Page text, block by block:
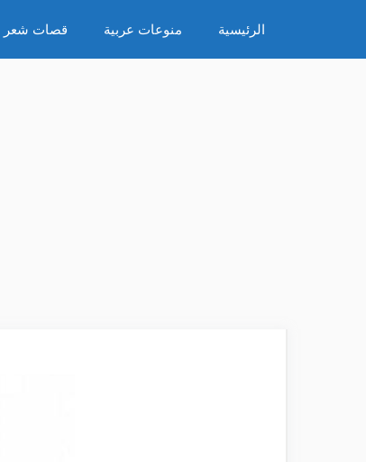
المحتوى
الرئيسية منوعات عربية قصات شعر